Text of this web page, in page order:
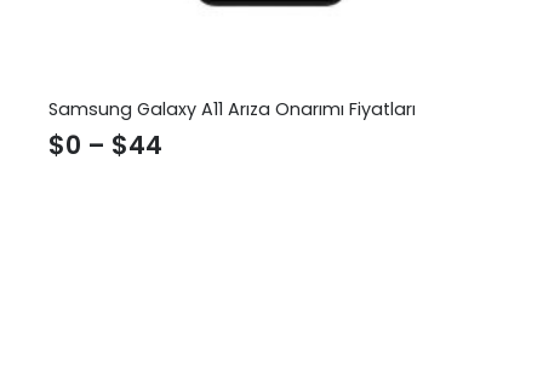
Samsung Galaxy A11 Arıza Onarımı Fiyatları
$0 – $44